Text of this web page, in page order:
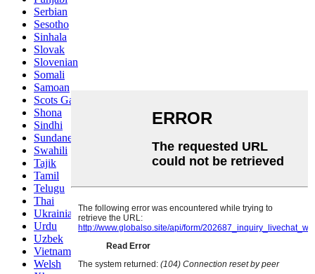
Serbian
Sesotho
Sinhala
Slovak
Slovenian
Somali
Samoan
Scots Gaelic
Shona
Sindhi
Sundanese
Swahili
Tajik
Tamil
Telugu
Thai
Ukrainian
Urdu
Uzbek
Vietnamese
Welsh